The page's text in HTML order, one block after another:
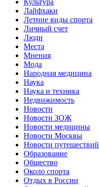
Лайфхаки
Летние виды спорта
Личный счет
Люди
Места
Мнения
Мода
Народная медицина
Наука
Наука и техника
Недвижимость
Новости
Новости ЗОЖ
Новости медицины
Новости Москвы
Новости путешествий
Образование
Общество
Около спорта
Отдых в России